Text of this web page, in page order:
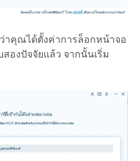
าคุณได้ตั้งค่าการล็อกหน้าจอ
องปัจจัยแล้ว จากนั้นเริ่ม